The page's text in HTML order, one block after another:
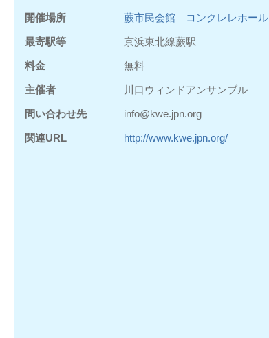
開催場所 蕨市民会館 コンクレレホール
最寄駅等 京浜東北線蕨駅
料金 無料
主催者 川口ウィンドアンサンブル
問い合わせ先 info@kwe.jpn.org
関連URL http://www.kwe.jpn.org/